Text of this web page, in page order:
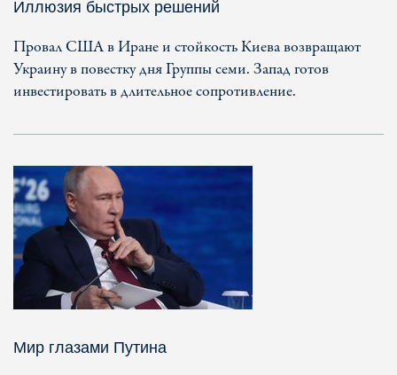
Иллюзия быстрых решений
Провал США в Иране и стойкость Киева возвращают
Украину в повестку дня Группы семи. Запад готов
инвестировать в длительное сопротивление.
Мир глазами Путина